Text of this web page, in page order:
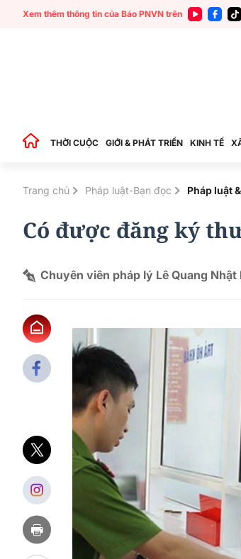
Xem thêm thông tin của Báo PNVN trên
THỜI CUỘC GIỚI & PHÁT TRIỂN KINH TẾ
Trang chủ Pháp luật-Bạn đọc Pháp luật
Có được đăng ký
Chuyên viên pháp lý Lê Quang Nhật